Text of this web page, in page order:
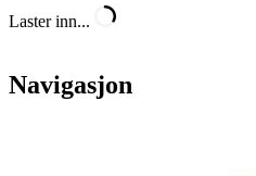
Laster inn...
Navigasjon